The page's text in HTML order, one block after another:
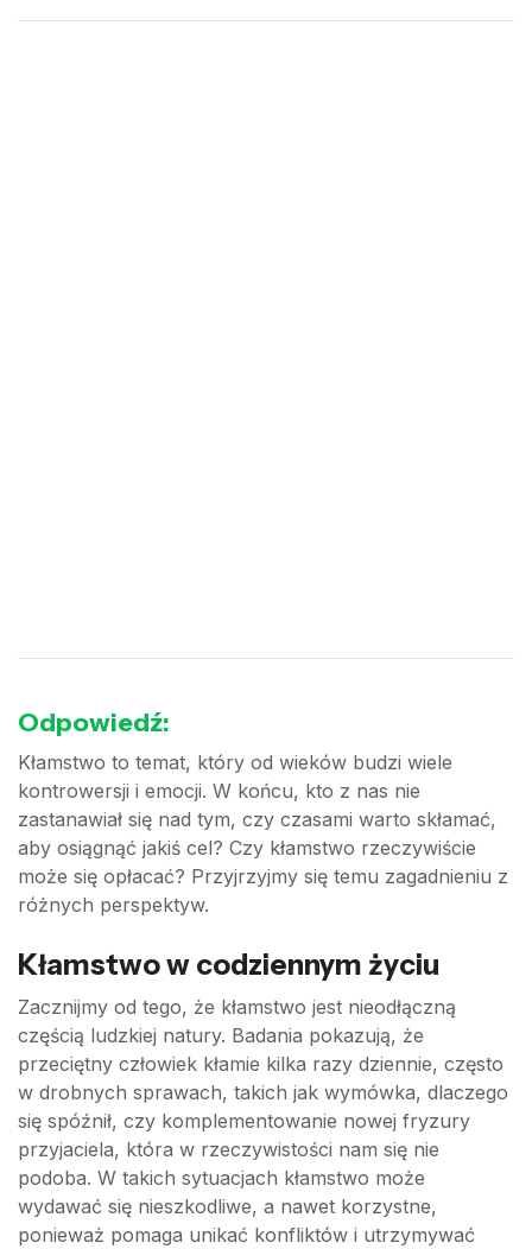
Odpowiedź:
Kłamstwo to temat, który od wieków budzi wiele
kontrowersji i emocji. W końcu, kto z nas nie
zastanawiał się nad tym, czy czasami warto skłamać,
aby osiągnąć jakiś cel? Czy kłamstwo rzeczywiście
może się opłacać? Przyjrzyjmy się temu zagadnieniu z
różnych perspektyw.
Kłamstwo w codziennym życiu
Zacznijmy od tego, że kłamstwo jest nieodłączną
częścią ludzkiej natury. Badania pokazują, że
przeciętny człowiek kłamie kilka razy dziennie, często
w drobnych sprawach, takich jak wymówka, dlaczego
się spóźnił, czy komplementowanie nowej fryzury
przyjaciela, która w rzeczywistości nam się nie
podoba. W takich sytuacjach kłamstwo może
wydawać się nieszkodliwe, a nawet korzystne,
ponieważ pomaga unikać konfliktów i utrzymywać